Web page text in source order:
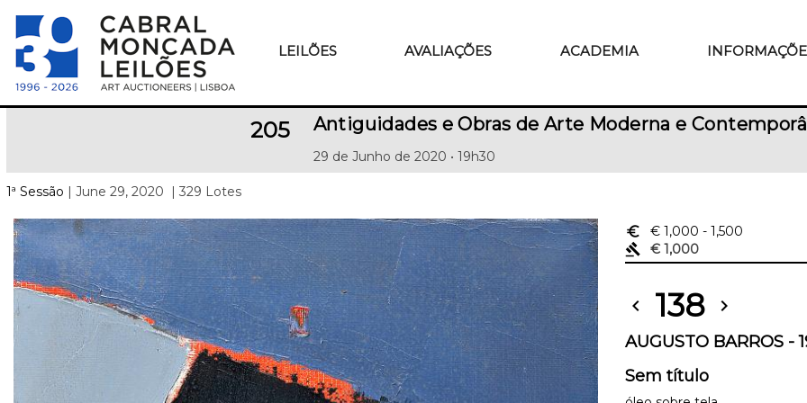
LEILÕES AVALIAÇÕES ACADEMIA
205 Antiguidades e Obras de Arte Moderna e
29 de Junho de 2020 • 19h30
1ª Sessão | June 29, 2020 | 329 Lotes
euro_symbol € 1,000 - 1,500
gavel
€ 1,000
chevron_left 138 chevron_right
AUGUSTO BARROS -
Sem título